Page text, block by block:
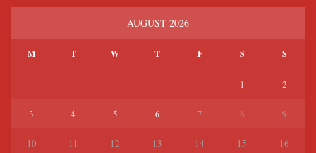
AUGUST 2026
M T W T F S S
1 2
3 4 5 6 7 8 9
10 11 12 13 14 15 16